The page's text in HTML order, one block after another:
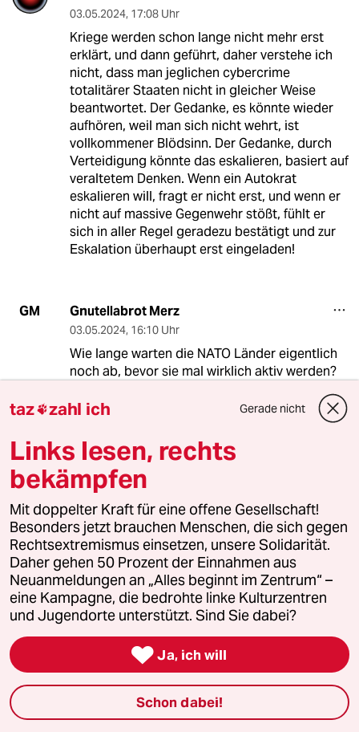
03.05.2024, 17:08 Uhr
Kriege werden schon lange nicht mehr erst
erklärt, und dann geführt, daher verstehe ich
nicht, dass man jeglichen cybercrime
totalitärer Staaten nicht in gleicher Weise
beantwortet. Der Gedanke, es könnte wieder
aufhören, weil man sich nicht wehrt, ist
vollkommener Blödsinn. Der Gedanke, durch
Verteidigung könnte das eskalieren, basiert auf
veraltetem Denken. Wenn ein Autokrat
eskalieren will, fragt er nicht erst, und wenn er
nicht auf massive Gegenwehr stößt, fühlt er
sich in aller Regel geradezu bestätigt und zur
Eskalation überhaupt erst eingeladen!
GM Gnutellabrot Merz
03.05.2024, 16:10 Uhr
Wie lange warten die NATO Länder eigentlich
noch ab, bevor sie mal wirklich aktiv werden?
doch alle hoffen, dass Putin schon wieder
Ich wage jetzt mal eine Prophezeiung: Putin
wird nicht aufhören, im Gegenteil, er wird
immer weiter machen und er wird immer
brutaler und skrupelloser werden.
BI B. Iotox
04.05.2024,17:07 Uhr
@Gnutellabrot Merz:
Jetzt mal abgesehen davon, dass ein
paar gehackte Email-Accounts der
SPD m.E. kein Casus belli nach Artilel
5 sind, und ich die Sicherheit und die
simulierte Kompetenz mit der diese
Minister*innen jetzt auf die Russen
taz zahl ich Gerade nicht
Links lesen, rechts
bekämpfen
Mit doppelter Kraft für eine offene Gesellschaft!
Besonders jetzt brauchen Menschen, die sich gegen
Rechtsextremismus einsetzen, unsere Solidarität.
Daher gehen 50 Prozent der Einnahmen aus
Neuanmeldungen an „Alles beginnt im Zentrum“ –
eine Kampagne, die bedrohte linke Kulturzentren
und Jugendorte unterstützt. Sind Sie dabei?
 Ja, ich will
Schon dabei!